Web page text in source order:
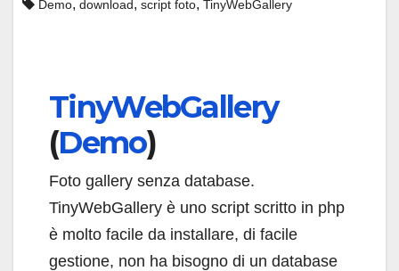
Demo, download, script foto, TinyWebGallery
TinyWebGallery
(Demo)
Foto gallery senza database.
TinyWebGallery è uno script scritto in php
è molto facile da installare, di facile
gestione, non ha bisogno di un database